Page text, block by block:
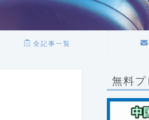
全記事一覧
無料